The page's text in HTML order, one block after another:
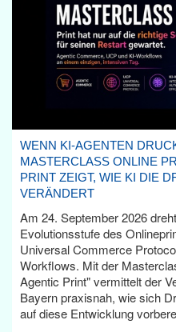
WENN KI-AGENTEN
MASTERCLASS ONLINE
PRINT ZEIGT, WIE KI DIE
VERÄNDERT
Am 24. September 2026
Evolutionsstufe des
Universal Commerce
Workflows. Mit der
Agentic Print" vermittelt der
Bayern praxisnah, wie sich
auf diese Entwicklung